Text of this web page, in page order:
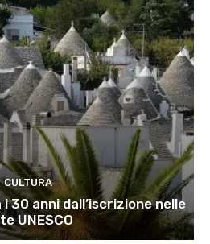
CULTURA
30 anni dall’iscrizione nelle
UNESCO